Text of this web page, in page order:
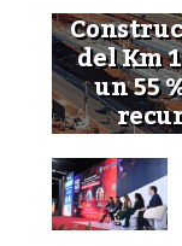
del Km
un 55